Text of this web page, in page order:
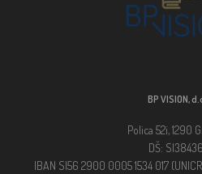
BP VISION,
Polica 52i, 1290
DŠ:
IBAN SI56 2900 0005 1534 017